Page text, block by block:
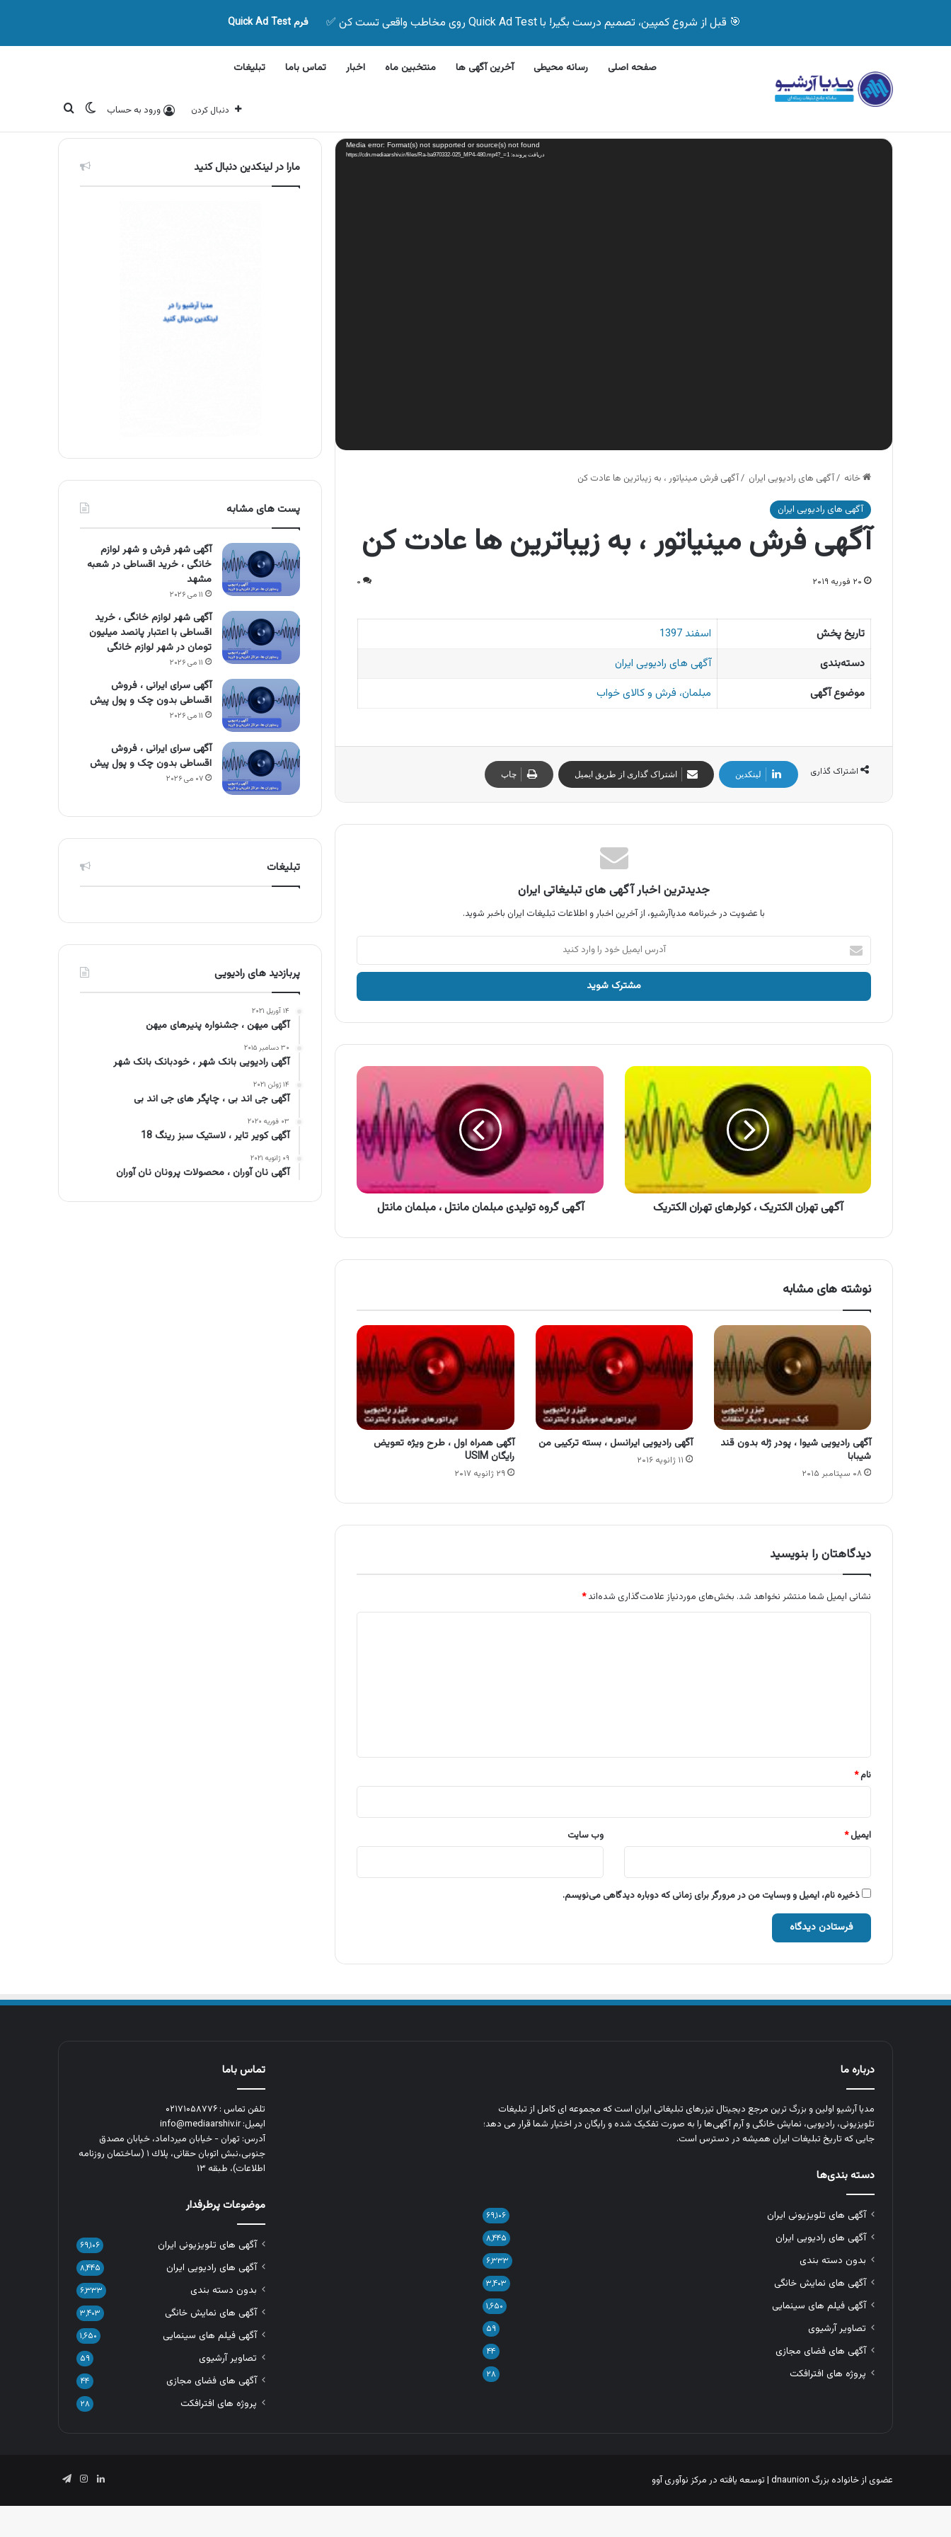
🎯 قبل از شروع کمپین، تصمیم درست بگیر! با Quick Ad Test روی مخاطب واقعی تست کن ✅ فرم Quick Ad Test
صفحه اصلی رسانه محیطی آخرین آگهی ها منتخبین ماه اخبار تماس باما تبلیغات
دنبال کردن ورود به حساب تغییر پوسته
جستجو برای چهارشنبه, 5 آگوست 2026 آگهی های تازه
نمایشگر
ویدیو Media error: Format(s) not supported or source(s) not found
دریافت پرونده: https://cdn.mediaarshiv.ir/files/Ra-ba970332-025_MP4-480.mp4?_=1
خانه /آگهی های رادیویی ایران /آگهی فرش مینیاتور ، به زیباترین ها عادت کن
آگهی های رادیویی ایران
آگهی فرش مینیاتور ، به زیباترین ها عادت کن
۲۰ فوریه ۲۰۱۹ ۰
تاریخ پخش
اسفند 1397
دسته‌بندی
آگهی های رادیویی ایران
موضوع آگهی
مبلمان، فرش و کالای خواب
اشتراک گذاری لینکدین اشتراک گذاری از طریق ایمیل چاپ
جدیدترین اخبار آگهی های تبلیغاتی ایران
با عضویت در خبرنامه مدیاآرشیو، از آخرین اخبار و اطلاعات تبلیغات ایران باخبر شوید.
آدرس
ایمیل
خود
وارد
آگهی
الکتریک
،
کولر‌های
تهران
الکتریک
آگهی تهران الکتریک ، کولر‌های تهران الکتریک
آگهی
تولیدی
مبلمان
مانتل
،
مبلمان
مانتل
آگهی گروه تولیدی مبلمان مانتل ، مبلمان مانتل
نوشته های مشابه
آگهی رادیویی شیوا ، پودر ژله بدون قند
شیبابا
۰۸ سپتامبر ۲۰۱۵
آگهی رادیویی ایرانسل ، بسته ترکیبی من
۱۱ ژانویه ۲۰۱۶
آگهی همراه اول ، طرح ویژه تعویض
رایگان USIM
۲۹ ژانویه ۲۰۱۷
دیدگاهتان را بنویسید
نشانی ایمیل شما منتشر نخواهد شد. بخش‌های موردنیاز علامت‌گذاری شده‌اند*
نام*
ایمیل* وب‌ سایت
ذخیره نام، ایمیل و وبسایت من در مرورگر برای زمانی که دوباره دیدگاهی می‌نویسم.
مارا در لینکدین دنبال کنید
پست های مشابه
آگهی شهر فرش و شهر لوازم
خانگی ، خرید اقساطی در شعبه
مشهد
۱۱ می ۲۰۲۶
آگهی شهر لوازم خانگی ، خرید
اقساطی با اعتبار پانصد میلیون
تومان در شهر لوازم خانگی
۱۱ می ۲۰۲۶
آگهی سرای ایرانی ، فروش
اقساطی بدون چک و پول پیش
۱۱ می ۲۰۲۶
آگهی سرای ایرانی ، فروش
اقساطی بدون چک و پول پیش
۰۷ می ۲۰۲۶
تبلیغات
پربازدید های رادیویی
۱۴ آوریل ۲۰۲۱
آگهی میهن ، جشنواره پنیرهای میهن
۳۰ دسامبر ۲۰۱۵
آگهی رادیویی بانک شهر ، خودبانک بانک شهر
۱۴ ژوئن ۲۰۲۱
آگهی جی اند بی ، چاپگر های جی اند بی
۰۳ فوریه ۲۰۲۰
آگهی کویر تایر ، لاستیک سبز رینگ 18
۰۹ ژانویه ۲۰۲۱
آگهی نان آوران ، محصولات پرونان نان آوران
درباره ما
مدیا آرشیو اولین و بزرگ‌ ترین مرجع دیجیتال تیزرهای تبلیغاتی ایران است که مجموعه‌ ای کامل از تبلیغات
تلویزیونی، رادیویی، نمایش خانگی و آرم‌ آگهی‌ها را به‌ صورت تفکیک‌ شده و رایگان در اختیار شما قرار می‌ دهد؛
جایی که تاریخ تبلیغات ایران همیشه در دسترس است.
دسته بندی‌ها
آگهی های تلویزیونی ایران ۶۹,۱۰۶
آگهی های رادیویی ایران ۸,۴۴۵
بدون دسته بندی ۶,۳۳۳
آگهی های نمایش خانگی ۳,۴۰۳
آگهی فیلم های سینمایی ۱,۶۵۰
تصاویر آرشیوی ۵۹
آگهی های فضای مجازی ۴۴
پروژه های افترافکت ۲۸
تماس باما
تلفن تماس : ۰۲۱۷۱۰۵۸۷۷۶
ایمیل: info@mediaarshiv.ir
آدرس: تهران - خیابان میرداماد، خیابان مصدق
جنوبی،نبش اتوبان حقانی، پلاك ١ (ساختمان روزنامه
اطلاعات)، طبقه ۱۳
موضوعات پرطرفدار
آگهی های تلویزیونی ایران ۶۹,۱۰۶
آگهی های رادیویی ایران ۸,۴۴۵
بدون دسته بندی ۶,۳۳۳
آگهی های نمایش خانگی ۳,۴۰۳
آگهی فیلم های سینمایی ۱,۶۵۰
تصاویر آرشیوی ۵۹
آگهی های فضای مجازی ۴۴
پروژه های افترافکت ۲۸
عضوی از خانواده بزرگ dnaunion | توسعه یافته در مرکز نوآوری آوو لینکدیناینستاگرام
تلگرام